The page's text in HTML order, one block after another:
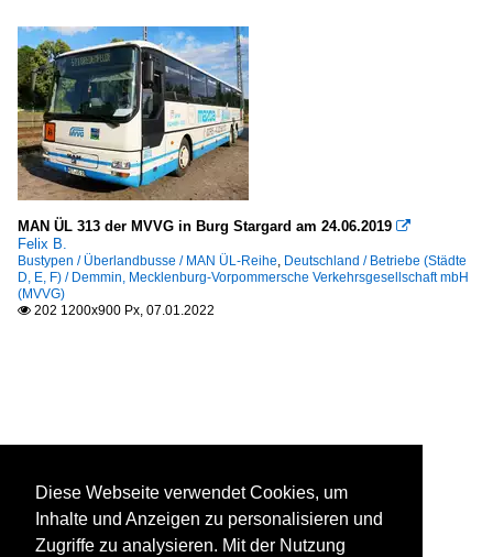
MAN ÜL 313 der MVVG in Burg Stargard am 24.06.2019 
Felix B.
Bustypen / Überlandbusse / MAN ÜL-Reihe, Deutschland / Betriebe (Städte
D, E, F) / Demmin, Mecklenburg-Vorpommersche Verkehrsgesellschaft mbH
(MVVG)
 202 1200x900 Px, 07.01.2022
Diese Webseite verwendet Cookies, um
Inhalte und Anzeigen zu personalisieren und
Zugriffe zu analysieren. Mit der Nutzung